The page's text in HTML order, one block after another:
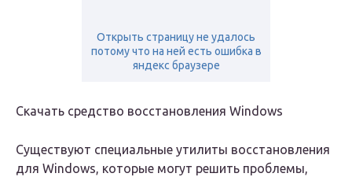
Открыть страницу не удалось
потому что на ней есть ошибка в
яндекс браузере
Скачать средство восстановления Windows
Существуют специальные утилиты восстановления
для Windows, которые могут решить проблемы,